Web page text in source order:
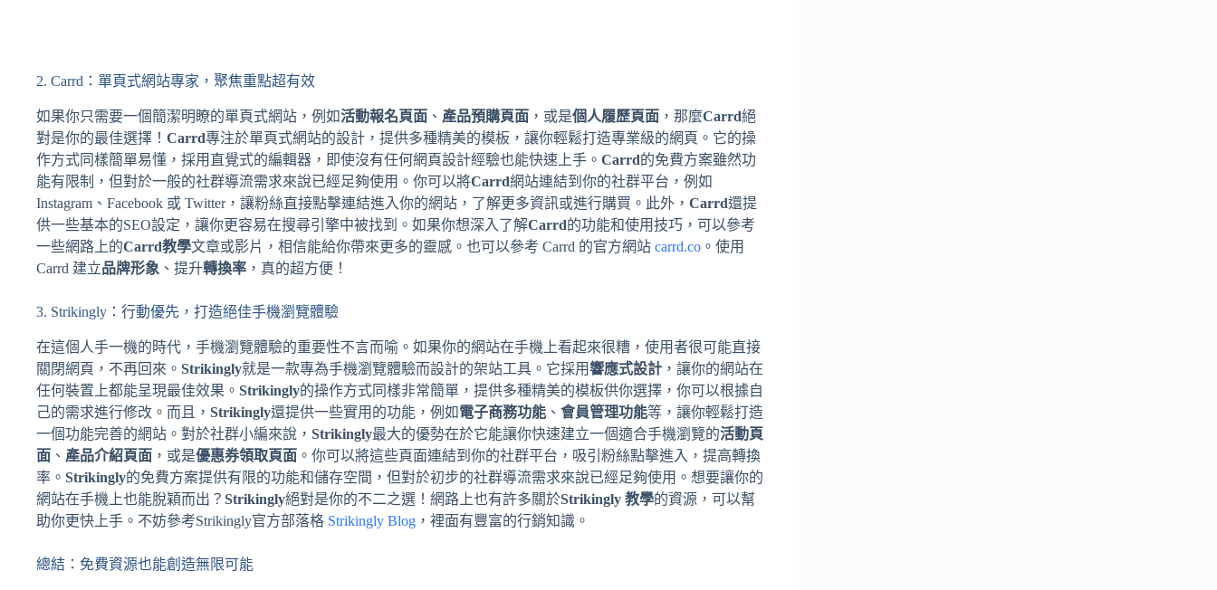
2. Carrd：單頁式網站專家，聚焦重點超有效
如果你只需要一個簡潔明瞭的單頁式網站，例如活動報名頁面 、 產品預購頁面 ，或是個人履歷頁面 ，那麼Carrd絕
對是你的最佳選擇！ Carrd專注於單頁式網站的設計，提供多種精美的模板，讓你輕鬆打造專業級的網頁。它的操
作方式同樣簡單易懂，採用直覺式的編輯器，即使沒有任何網頁設計經驗也能快速上手。 Carrd的免費方案雖然功
能有限制，但對於一般的社群導流需求來說已經足夠使用。你可以將Carrd網站連結到你的社群平台，例如
Instagram、Facebook 或 Twitter，讓粉絲直接點擊連結進入你的網站，了解更多資訊或進行購買。此外， Carrd還提
供一些基本的SEO設定，讓你更容易在搜尋引擎中被找到。如果你想深入了解Carrd的功能和使用技巧，可以參考
一些網路上的Carrd教學文章或影片，相信能給你帶來更多的靈感。也可以參考 Carrd 的官方網站 carrd.co 。使用
Carrd 建立品牌形象 、提升轉換率 ，真的超方便！
3. Strikingly：行動優先，打造絕佳手機瀏覽體驗
在這個人手一機的時代，手機瀏覽體驗的重要性不言而喻。如果你的網站在手機上看起來很糟，使用者很可能直接
關閉網頁，不再回來。 Strikingly就是一款專為手機瀏覽體驗而設計的架站工具。它採用響應式設計 ，讓你的網站在
任何裝置上都能呈現最佳效果。 Strikingly的操作方式同樣非常簡單，提供多種精美的模板供你選擇，你可以根據自
己的需求進行修改。而且， Strikingly還提供一些實用的功能，例如電子商務功能 、 會員管理功能等，讓你輕鬆打造
一個功能完善的網站。對於社群小編來說， Strikingly最大的優勢在於它能讓你快速建立一個適合手機瀏覽的活動頁
面 、 產品介紹頁面 ，或是優惠券領取頁面 。你可以將這些頁面連結到你的社群平台，吸引粉絲點擊進入，提高轉換
率。 Strikingly的免費方案提供有限的功能和儲存空間，但對於初步的社群導流需求來說已經足夠使用。想要讓你的
網站在手機上也能脫穎而出？ Strikingly絕對是你的不二之選！網路上也有許多關於Strikingly 教學的資源，可以幫
助你更快上手。不妨參考Strikingly官方部落格 Strikingly Blog ，裡面有豐富的行銷知識。
總結：免費資源也能創造無限可能